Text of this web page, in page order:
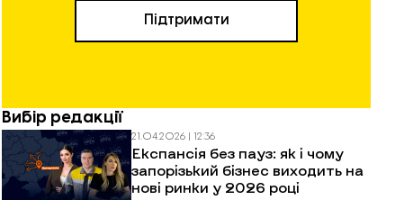
Підтримати
Вибір редакції
21.04.2026 | 12:36
Експансія без пауз: як і чому
запорізький бізнес виходить на
нові ринки у 2026 році